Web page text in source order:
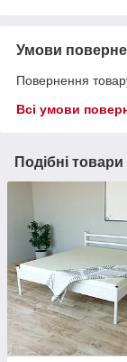
Умови
Повернення
Всі умови
Подібні товари